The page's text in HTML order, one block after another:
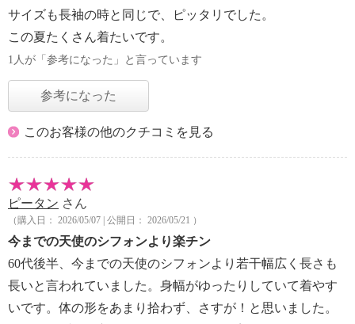
サイズも長袖の時と同じで、ピッタリでした。
この夏たくさん着たいです。
1人が「参考になった」と言っています
参考になった
このお客様の他のクチコミを見る
ピータン さん
（購入日： 2026/05/07 | 公開日： 2026/05/21 ）
今までの天使のシフォンより楽チン
60代後半、今までの天使のシフォンより若干幅広く長さも
長いと言われていました。身幅がゆったりしていて着やす
いです。体の形をあまり拾わず、さすが！と思いました。